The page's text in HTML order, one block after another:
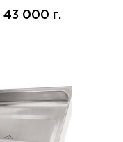
43 000 г.